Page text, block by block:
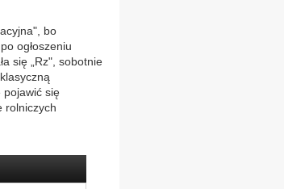
bo
ogłoszeniu
się „Rz", sobotnie
pojawić się
rolniczych